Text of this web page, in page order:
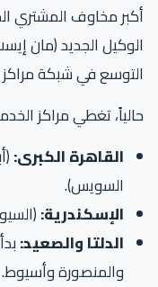
مخاوف المشتري
الجديد (مان إيست)
في شبكة مراكز
تغطي مراكز الخدمة
القاهرة الكبرى:(أبو
السويس).
الإسكندرية:(السيوف
الدلتا والصعيد:بدأت
والمنصورة وأسيوط.